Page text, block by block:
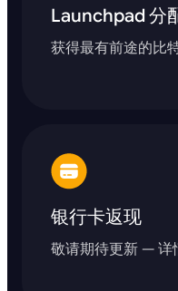
Launchpad 分
获得最有前途的比
银行卡返现
敬请期待更新 — 详